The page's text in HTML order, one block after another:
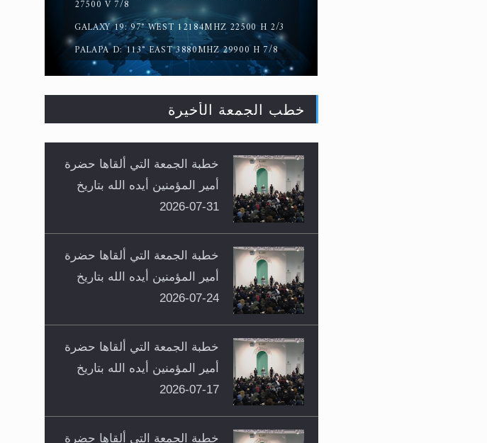
27500 V 7/8
GALAXY 19: 97° WEST 12184MHZ 22500 H 2/3
PALAPA D: 113° EAST 3880MHZ 29900 H 7/8
خطب الجمعة الأخيرة
خطبة الجمعة التي ألقاها حضرة
أمير المؤمنين أيده الله بتاريخ
31-07-2026
خطبة الجمعة التي ألقاها حضرة
أمير المؤمنين أيده الله بتاريخ
24-07-2026
خطبة الجمعة التي ألقاها حضرة
أمير المؤمنين أيده الله بتاريخ
17-07-2026
خطبة الجمعة التي ألقاها حضرة